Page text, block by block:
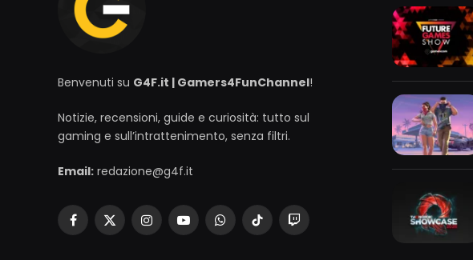
Benvenuti su G4F.it | Gamers4FunChannel!
Notizie, recensioni, guide e curiosità: tutto sul
gaming e sull’intrattenimento, senza filtri.
Email: redazione@g4f.it
Facebook
X
InstagramYouTubeWhatsAppTikTokTwitch